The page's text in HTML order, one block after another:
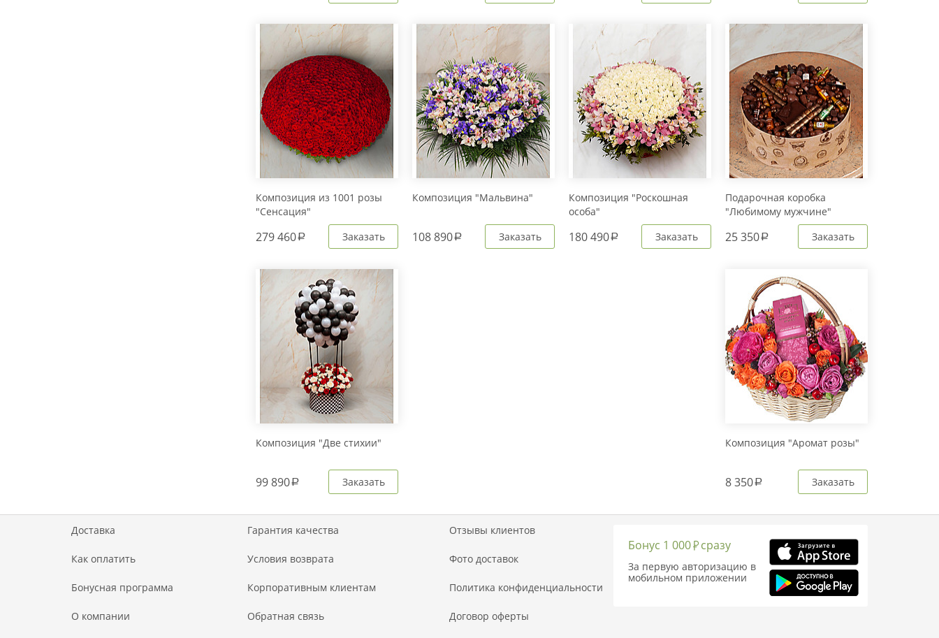
Композиция из 1001 розы
"Сенсация"
279 460a Заказать
Композиция "Мальвина"
108 890a Заказать
Композиция "Роскошная
особа"
180 490a Заказать
Подарочная коробка
"Любимому мужчине"
25 350a Заказать
Композиция "Две стихии"
99 890a Заказать
Композиция "Аромат розы"
8 350a Заказать
Доставка
Как оплатить
Бонусная программа
О компании
Гарантия качества
Условия возврата
Корпоративным клиентам
Обратная связь
Отзывы клиентов
Фото доставок
Политика конфиденциальности
Договор оферты
Бонус 1 000 сразу
За первую авторизацию в
мобильном приложении